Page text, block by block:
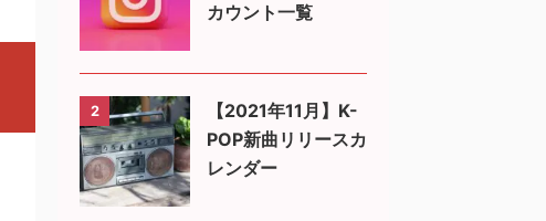
カウント一覧
2
【2021年11月】K-
POP新曲リリースカ
レンダー